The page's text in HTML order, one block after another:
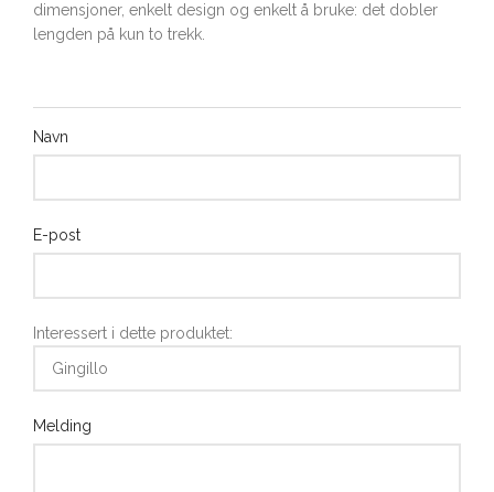
dimensjoner, enkelt design og enkelt å bruke: det dobler
lengden på kun to trekk.
Navn
E-post
Interessert i dette produktet:
Melding